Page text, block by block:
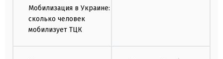
Мобилизация в Украине:
сколько человек
мобилизует ТЦК